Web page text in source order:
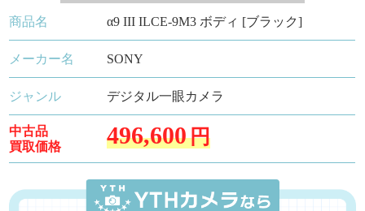
商品名 α9 III ILCE-9M3 ボディ [ブラック]
メーカー名 SONY
ジャンル デジタル一眼カメラ
中古品
買取価格
496,600円